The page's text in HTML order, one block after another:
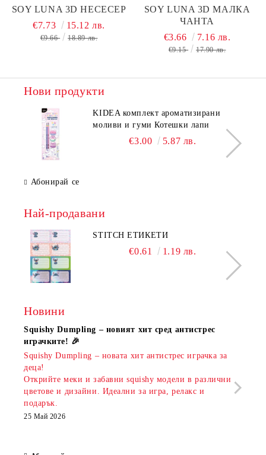
SOY LUNA 3D НЕСЕСЕР
€7.73 15.12 лв.
€9.66 18.89 лв.
SOY LUNA 3D МАЛКА
ЧАНТА
€3.66 7.16 лв.
€9.15 17.90 лв.
Нови продукти
KIDEA комплект ароматизирани
моливи и гуми Котешки лапи
€3.00 5.87 лв.
Абонирай се
Най-продавани
STITCH ЕТИКЕТИ
€0.61 1.19 лв.
Новини
Squishy Dumpling – новият хит сред антистрес
играчките! 🎉
Squishy Dumpling – новата хит антистрес играчка за
деца!
Открийте меки и забавни squishy модели в различни
цветове и дизайни. Идеални за игра, релакс и
подарък.
25 Май 2026